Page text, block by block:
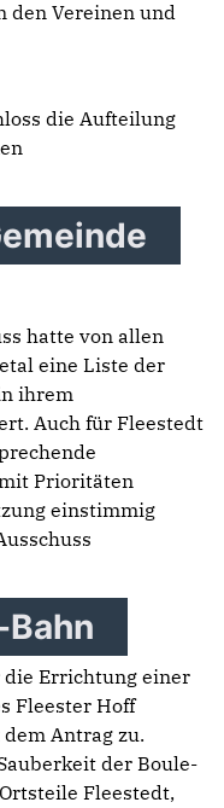
den Vereinen und
die Aufteilung
hatte von allen
eine Liste der
ihrem
Auch für Fleestedt
Prioritäten
einstimmig
die Errichtung einer
Fleester Hoff
Antrag zu.
der Boule-
Fleestedt,